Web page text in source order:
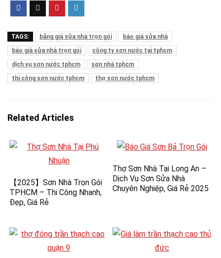
TAGS: bảng giá sửa nhà trọn gói
báo giá sửa nhà
báo giá sửa nhà trọn gói
công ty sơn nước tại tphcm
dịch vụ sơn nước tphcm
sơn nhà tphcm
thi công sơn nước tphcm
thợ sơn nước tphcm
Related Articles
【2025】Sơn Nhà Trọn Gói
TPHCM – Thi Công Nhanh,
Đẹp, Giá Rẻ
Thợ Sơn Nhà Tại Long An –
Dịch Vụ Sơn Sửa Nhà
Chuyên Nghiệp, Giá Rẻ 2025